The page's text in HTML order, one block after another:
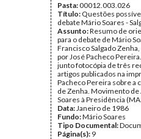
Pasta:00012.003.026
Título: Questões
debate Mário Soares -
Assunto:Resumo de
para o debate de Mário
Francisco Salgado
por José Pacheco
junto fotocópia de três
artigos publicados na
Pacheco Pereira sobre a
de Zenha. Movimento de
Soares à Presidência
Data:Janeiro de 1986
Fundo:Mário Soares
Tipo Documental:
Página(s): 9